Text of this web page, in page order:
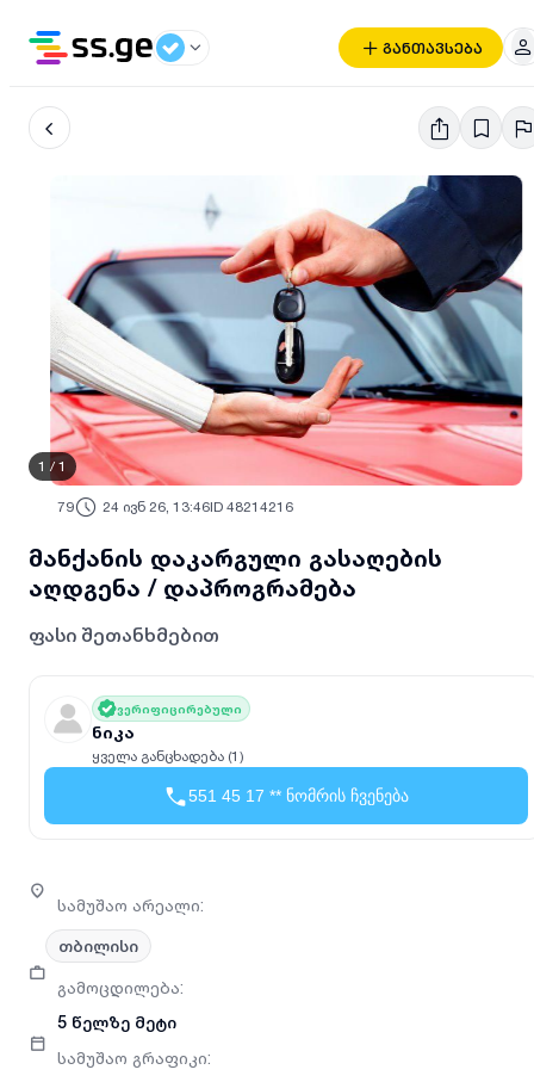
განთავსება
1 / 1
79 24 ივნ 26, 13:46ID 48214216
მანქანის დაკარგული გასაღების
აღდგენა / დაპროგრამება
ფასი შეთანხმებით
ვერიფიცირებული
ნიკა
ყველა განცხადება (1)
551 45 17 ** ნომრის ჩვენება
სამუშაო არეალი:
თბილისი
გამოცდილება:
5 წელზე მეტი
სამუშაო გრაფიკი: